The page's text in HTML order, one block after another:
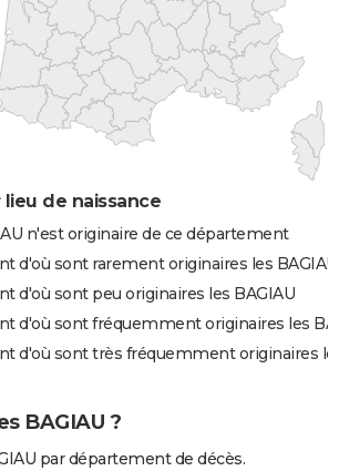
lieu de naissance
n'est originaire de ce département
d'où sont rarement originaires les BAGIAU
d'où sont peu originaires les BAGIAU
d'où sont fréquemment originaires les
d'où sont très fréquemment originaires
BAGIAU ?
par département de décès.